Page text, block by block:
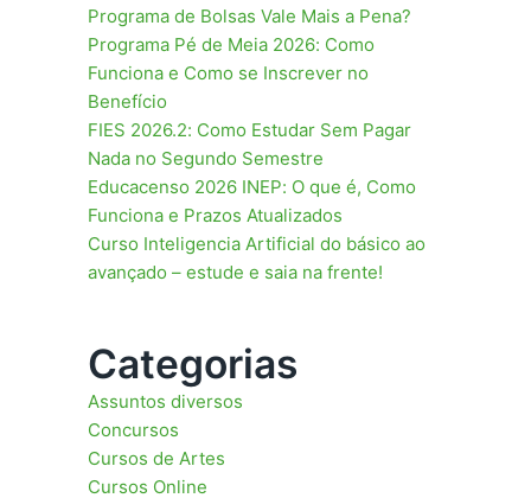
Programa de Bolsas Vale Mais a Pena?
Programa Pé de Meia 2026: Como
Funciona e Como se Inscrever no
Benefício
FIES 2026.2: Como Estudar Sem Pagar
Nada no Segundo Semestre
Educacenso 2026 INEP: O que é, Como
Funciona e Prazos Atualizados
Curso Inteligencia Artificial do básico ao
avançado – estude e saia na frente!
Categorias
Assuntos diversos
Concursos
Cursos de Artes
Cursos Online